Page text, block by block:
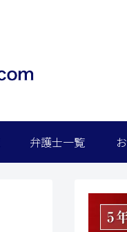
弁護士一覧